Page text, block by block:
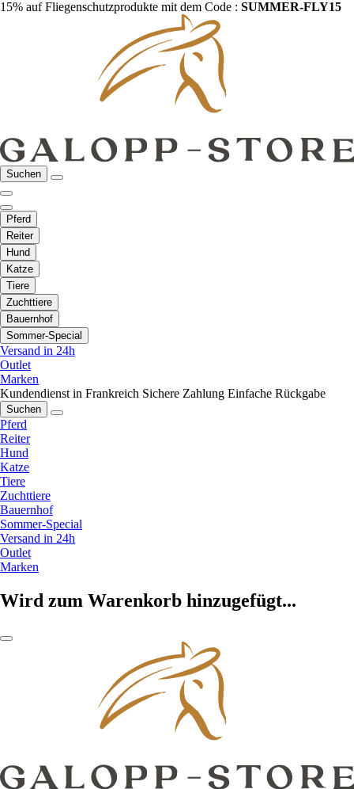
15% auf Fliegenschutzprodukte mit dem Code : SUMMER-FLY15
Suchen
Pferd
Reiter
Hund
Katze
Tiere
Zuchttiere
Bauernhof
Sommer-Special
Versand in 24h
Outlet
Marken
Kundendienst in Frankreich Sichere Zahlung Einfache Rückgabe
Suchen
Pferd
Reiter
Hund
Katze
Tiere
Zuchttiere
Bauernhof
Sommer-Special
Versand in 24h
Outlet
Marken
Wird zum Warenkorb hinzugefügt...